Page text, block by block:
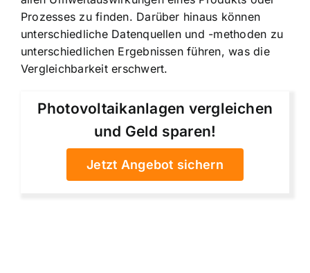
Prozesses zu finden. Darüber hinaus können
unterschiedliche Datenquellen und -methoden zu
unterschiedlichen Ergebnissen führen, was die
Vergleichbarkeit erschwert.
Photovoltaikanlagen vergleichen
und Geld sparen!
Jetzt Angebot sichern